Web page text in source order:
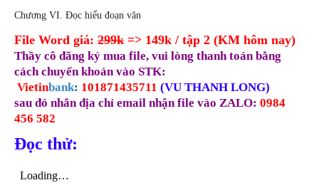
Chương VI. Đọc hiểu đoạn văn
File Word giá: 299k => 149k / tập 2 (KM hôm nay)
Thầy cô đăng ký mua file, vui lòng thanh toán bằng
cách chuyển khoản vào STK:
Vietinbank: 101871435711 (VU THANH LONG)
sau đó nhắn địa chỉ email nhận file vào ZALO: 0984
456 582
Đọc thử: